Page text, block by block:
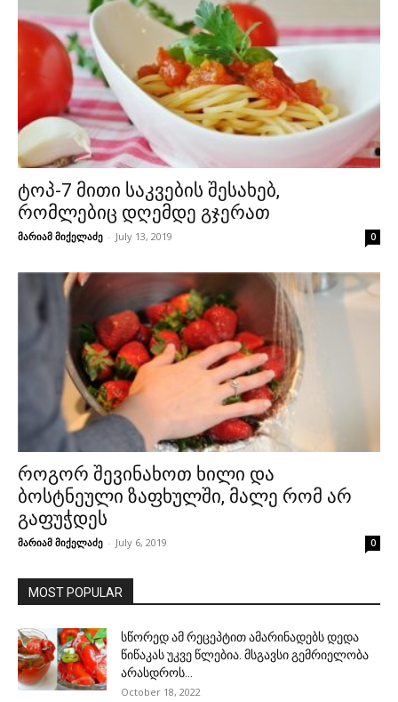
ტოპ-7 მითი საკვების შესახებ,
რომლებიც დღემდე გჯერათ
მარიამ მიქელაძე - July 13, 2019 0
როგორ შევინახოთ ხილი და
ბოსტნეული ზაფხულში, მალე რომ არ
გაფუჭდეს
მარიამ მიქელაძე - July 6, 2019 0
MOST POPULAR
სწორედ ამ რეცეპტით ამარინადებს დედა
წიწაკას უკვე წლებია. მსგავსი გემრიელობა
არასდროს...
October 18, 2022